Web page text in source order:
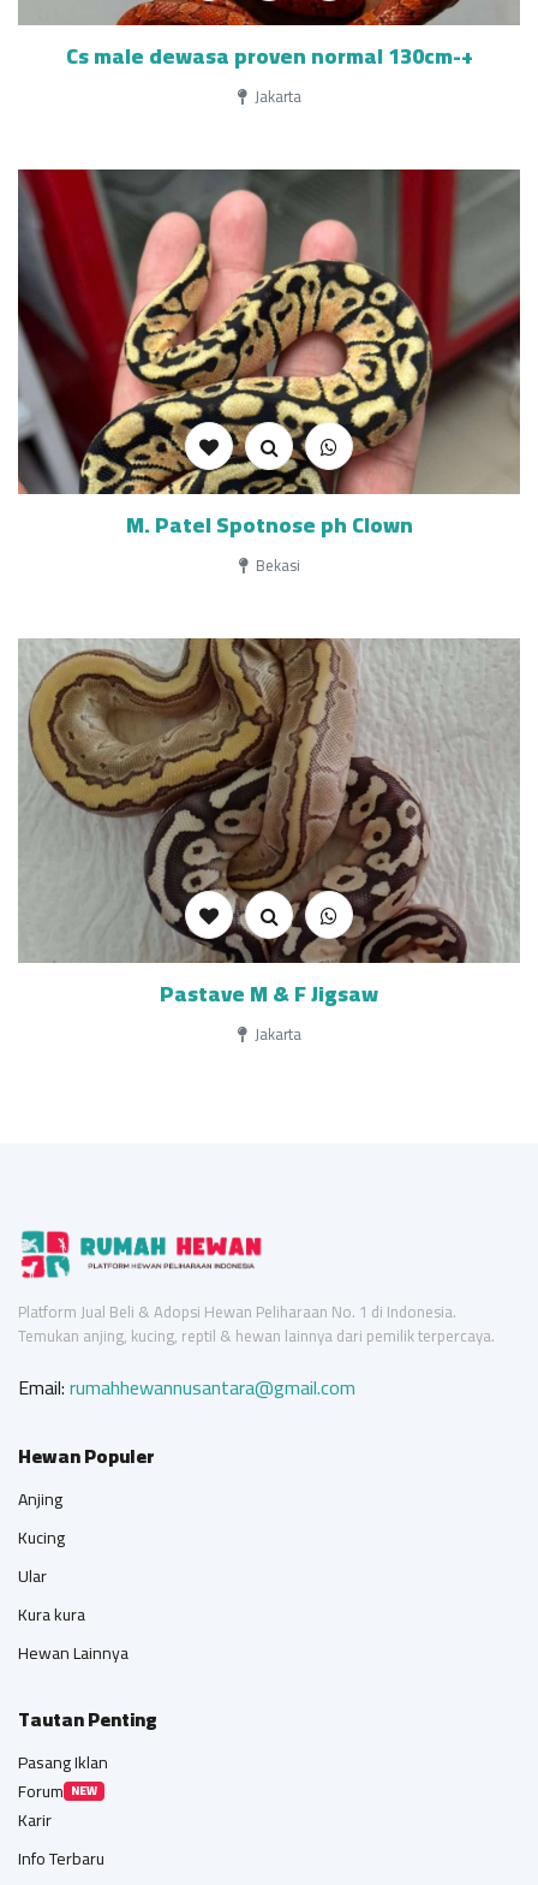
Cs male dewasa proven normal 130cm-+
Jakarta
M. Patel Spotnose ph Clown
Bekasi
Pastave M & F Jigsaw
Jakarta
Platform Jual Beli & Adopsi Hewan Peliharaan No. 1 di Indonesia.
Temukan anjing, kucing, reptil & hewan lainnya dari pemilik terpercaya.
Email:rumahhewannusantara@gmail.com
Hewan Populer
Anjing
Kucing
Ular
Kura kura
Hewan Lainnya
Tautan Penting
Pasang Iklan
Forum NEW
Karir
Info Terbaru